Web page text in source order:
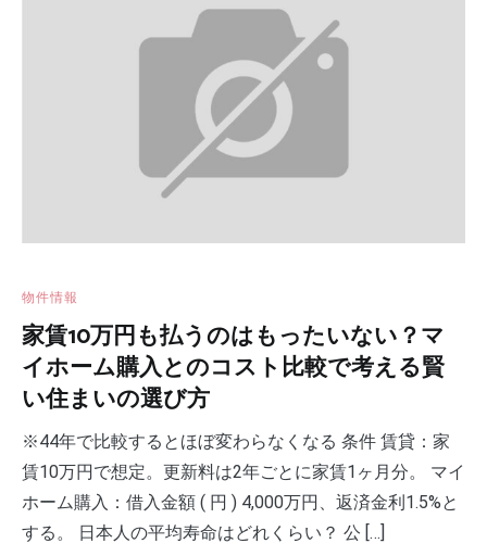
物件情報
家賃10万円も払うのはもったいない？マ
イホーム購入とのコスト比較で考える賢
い住まいの選び方
※44年で比較するとほぼ変わらなくなる 条件 賃貸：家
賃10万円で想定。更新料は2年ごとに家賃1ヶ月分。 マイ
ホーム購入：借入金額 ( 円 ) 4,000万円、返済金利1.5%と
する。 日本人の平均寿命はどれくらい？ 公 […]